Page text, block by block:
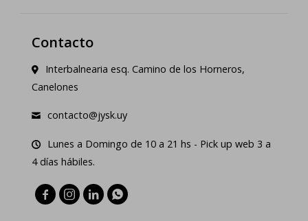
Contacto
Interbalnearia esq. Camino de los Horneros,
Canelones
contacto@jysk.uy
Lunes a Domingo de 10 a 21 hs - Pick up web 3 a
4 días hábiles.
   